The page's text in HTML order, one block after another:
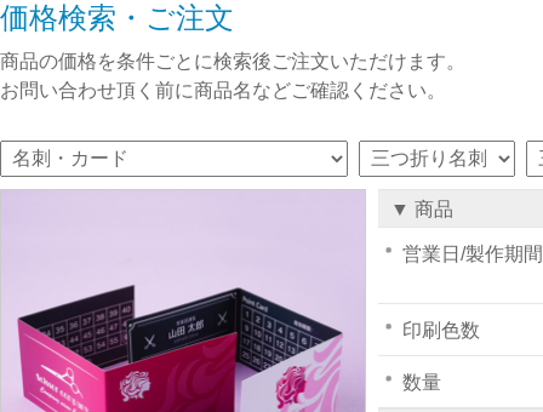
価格検索・ご注文
商品の価格を条件ごとに検索後ご注文いただけます。
お問い合わせ頂く前に商品名などご確認ください。
▼ 商品
営業日/製作期間
印刷色数
数量